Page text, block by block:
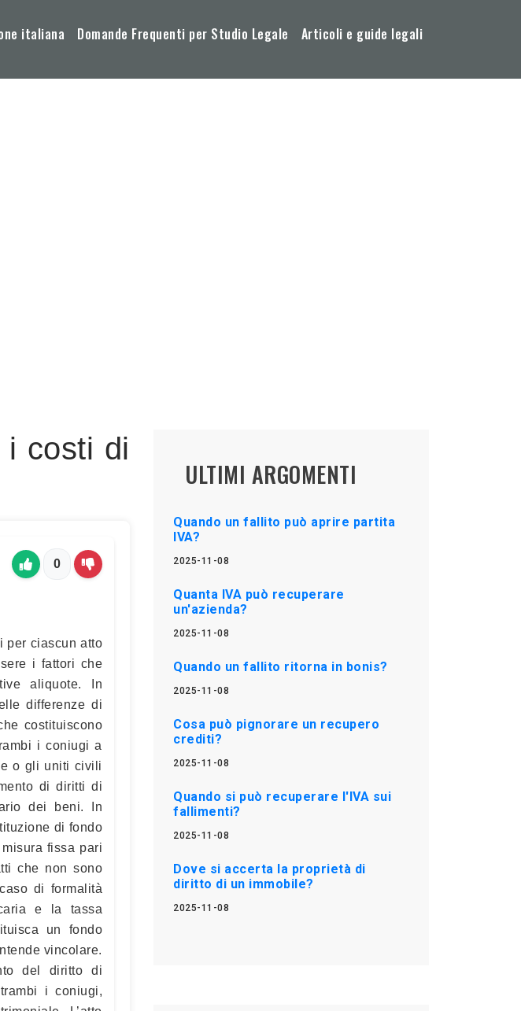
italiana Domande Frequenti per Studio Legale Articoli e guide legali
i costi di
0
per ciascun atto
i fattori che
aliquote. In
differenze di
costituiscono
i coniugi a
o gli uniti civili
di diritti di
dei beni. In
di fondo
fissa pari
che non sono
di formalità
e la tassa
un fondo
vincolare.
del diritto di
i coniugi,
ULTIMI ARGOMENTI
Quando un fallito può aprire partita
IVA?
2025-11-08
Quanta IVA può recuperare
un'azienda?
2025-11-08
Quando un fallito ritorna in bonis?
2025-11-08
Cosa può pignorare un recupero
crediti?
2025-11-08
Quando si può recuperare l'IVA sui
fallimenti?
2025-11-08
Dove si accerta la proprietà di
diritto di un immobile?
2025-11-08